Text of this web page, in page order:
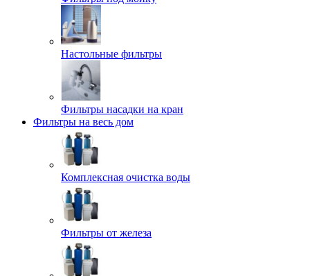
Настольные фильтры
Фильтры насадки на кран
Фильтры на весь дом
Комплексная очистка воды
Фильтры от железа